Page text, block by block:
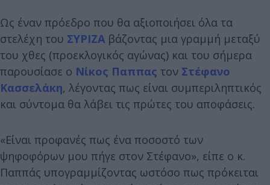
Ως έναν πρόεδρο που θα αξιοποιήσει όλα τα
στελέχη του ΣΥΡΙΖΑ βάζοντας μια γραμμή μεταξύ
του χθες (προεκλογικός αγώνας) και του σήμερα
παρουσίασε ο Νίκος Παππας τον Στέφανο
Κασσελάκη, λέγοντας πως είναι συμπεριληπτικός
και σύντομα θα λάβει τις πρώτες του αποφάσεις.
«Είναι προφανές πως ένα ποσοστό των
ψηφοφόρων μου πήγε στον Στέφανο», είπε ο κ.
Παππάς υπογραμμίζοντας ωστόσο πως πρόκειται